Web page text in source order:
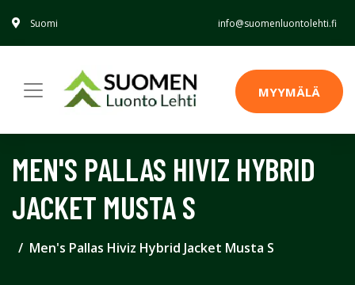
Suomi info@suomenluontolehti.fi
MYYMÄLÄ
MEN'S PALLAS HIVIZ HYBRID
JACKET MUSTA S
Men's Pallas Hiviz Hybrid Jacket Musta S